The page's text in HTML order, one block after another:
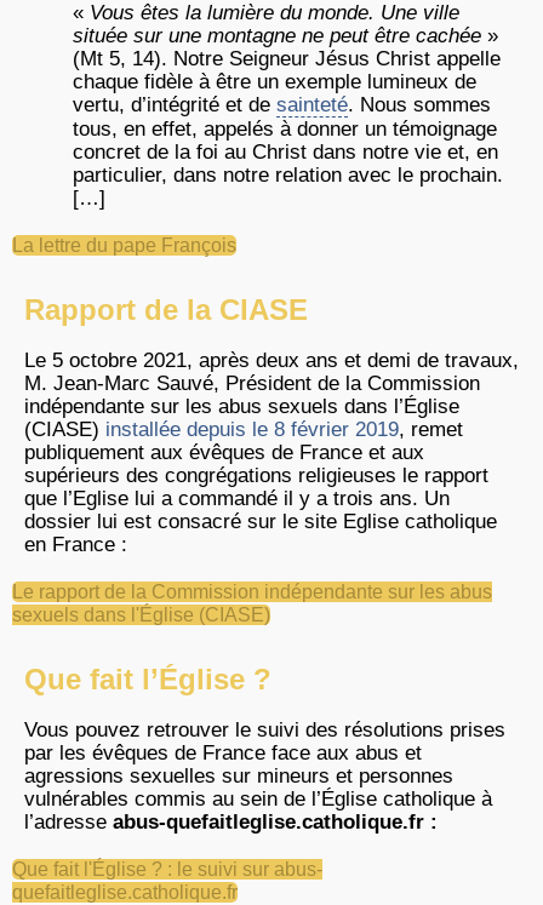
« Vous êtes la lumière du monde. Une ville
située sur une montagne ne peut être cachée »
(Mt 5, 14). Notre Seigneur Jésus Christ appelle
chaque fidèle à être un exemple lumineux de
vertu, d’intégrité et de sainteté. Nous sommes
tous, en effet, appelés à donner un témoignage
concret de la foi au Christ dans notre vie et, en
particulier, dans notre relation avec le prochain.
[…]
La lettre du pape François
Rapport de la CIASE
Le 5 octobre 2021, après deux ans et demi de travaux,
M. Jean-Marc Sauvé, Président de la Commission
indépendante sur les abus sexuels dans l’Église
(CIASE) installée depuis le 8 février 2019, remet
publiquement aux évêques de France et aux
supérieurs des congrégations religieuses le rapport
que l’Eglise lui a commandé il y a trois ans. Un
dossier lui est consacré sur le site Eglise catholique
en France :
Le rapport de la Commission indépendante sur les abus
sexuels dans l'Église (CIASE)
Que fait l’Église ?
Vous pouvez retrouver le suivi des résolutions prises
par les évêques de France face aux abus et
agressions sexuelles sur mineurs et personnes
vulnérables commis au sein de l’Église catholique à
l’adresse abus-quefaitleglise.catholique.fr :
Que fait l'Église ? : le suivi sur abus-
quefaitleglise.catholique.fr